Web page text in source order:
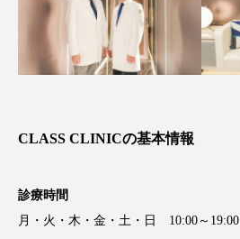
CLASS CLINICの基本情報
診療時間
月・火・木・金・土・日 10:00～19:00